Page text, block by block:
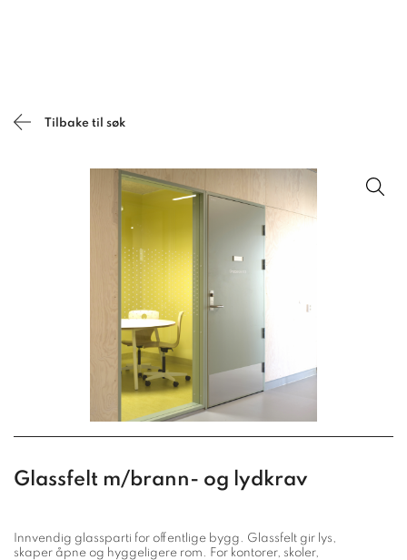
Tilbake til søk
Glassfelt m/brann- og lydkrav
Innvendig glassparti for offentlige bygg. Glassfelt gir lys,
skaper åpne og hyggeligere rom. For kontorer, skoler,